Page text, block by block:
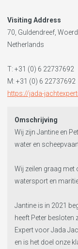
Visiting Address
70, Guldendreef,
Netherlands
T: +31 (0) 6 22737692
M: +31 (0) 6 22737692
https://jada-
Omschrijving
Wij zijn Jantine en
water en
Wij zeilen graag met
watersport en
Jantine is in 2021
heeft Peter besloten
Expert voor Jada
en is het doel onze